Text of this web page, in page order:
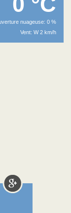
nuageuse: 0 %
Vent: W 2 km/h